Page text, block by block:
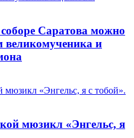
Саратова можно
и
мюзикл «Энгельс, я